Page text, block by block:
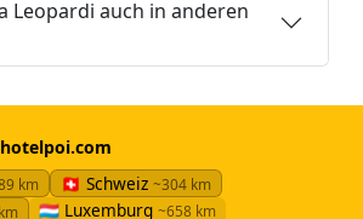
Leopardi auch in anderen
km 🇨🇭 Schweiz ~304 km
🇱🇺 Luxemburg ~658 km